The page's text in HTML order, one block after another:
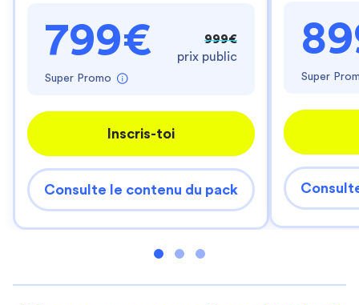
799€
Super Promo
999€
prix public
Inscris-toi
Consulte le contenu du pack
Super